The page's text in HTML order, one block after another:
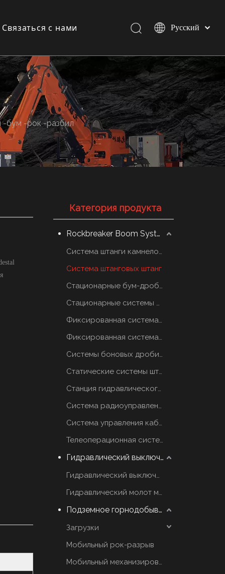
Связаться с нами
Pусский
English
-бум -рок -разбил
Категория продукта
Rockbreaker Boom System
Система штанги камнеломщика
Система штанговых штанг
Стационарные бум-дробилки
Стационарные системы отбойных молотков
Фиксированная система грохотов
Фиксированная система грохотов
Системы боновых дробилок
Статические системы штанговых отбойников
Станция гидравлического масла
Система радиоуправления
Система управления кабиной
Телеоперационная система
Гидравлический выключатель молот
Гидравлический выключатель марки YZH
Гидравлический молот марки Rammer
Подземное горнодобывающее оборудование
Загрузки
Мобильный рок-разрыв
Мобильный механизированный Scaler